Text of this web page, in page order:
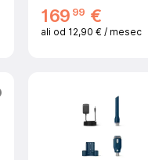
169 99 €
ali od 12,90 € / mesec